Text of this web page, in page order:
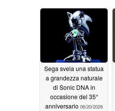
Sega svela una statua
a grandezza naturale
di Sonic DNA in
occasione del 35°
anniversario 06/20/2026